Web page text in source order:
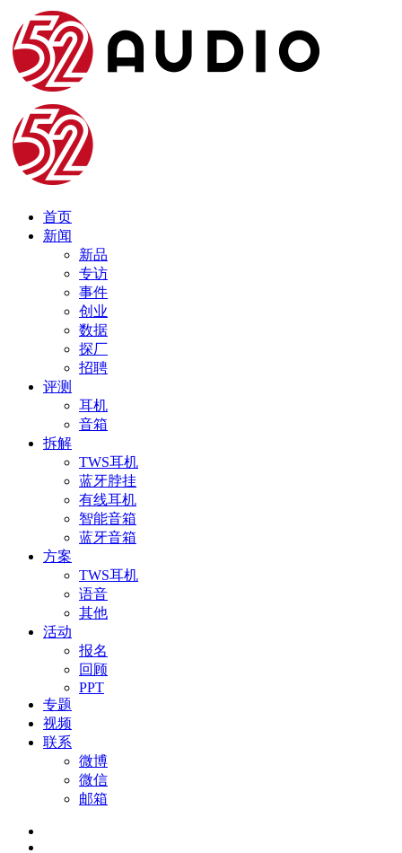
首页
新闻
新品
专访
事件
创业
数据
探厂
招聘
评测
耳机
音箱
拆解
TWS耳机
蓝牙脖挂
有线耳机
智能音箱
蓝牙音箱
方案
TWS耳机
语音
其他
活动
报名
回顾
PPT
专题
视频
联系
微博
微信
邮箱